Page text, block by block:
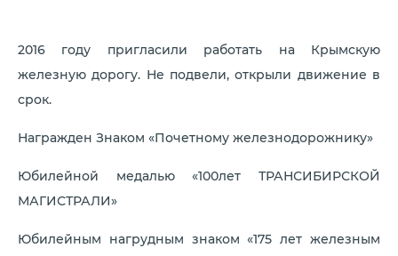
2016 году пригласили работать на Крымскую
железную дорогу. Не подвели, открыли движение в
срок.
Награжден Знаком «Почетному железнодорожнику»
Юбилейной медалью «100лет ТРАНСИБИРСКОЙ
МАГИСТРАЛИ»
Юбилейным нагрудным знаком «175 лет железным